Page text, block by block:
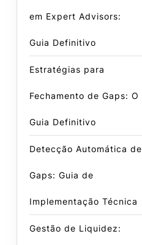
em Expert Advisors:
Guia Definitivo
Estratégias para
Fechamento de Gaps: O
Guia Definitivo
Detecção Automática de
Gaps: Guia de
Implementação Técnica
Gestão de Liquidez: